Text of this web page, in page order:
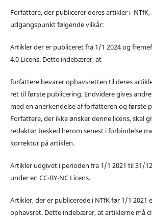
Forfattere, der publicerer deres artikler i
udgangspunkt følgende vilkår:
Artikler der er publiceret fra 1/1 2024 og
4.0 Licens. Dette indebærer, at
forfattere bevarer ophavsretten til deres
ret til første publicering. Endvidere gives
med en anerkendelse af forfatteren og første
Forfattere, der ikke ønsker denne licens, skal
redaktør besked herom senest i forbindelse
korrektur på artiklen.
Artikler udgivet i perioden fra 1/1 2021 til 31/
under en CC-BY-NC Licens.
Artikler, der er publicerede i NTfK før 1/1 2021
ophavsret. Dette indebærer, at artiklerne må